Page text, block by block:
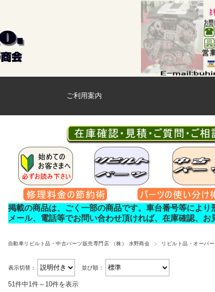
ご利用案内
掲載の商品は、ごく一部の商品です。車台番号等により
メール、電話等でお問い合わせ頂ければ、在庫確認、お
自動車リビルト品・中古パーツ販売専門店 （株） 水野商会 リビルト品・オーバ
表示切替： 並び順：
51件中1件～10件を表示